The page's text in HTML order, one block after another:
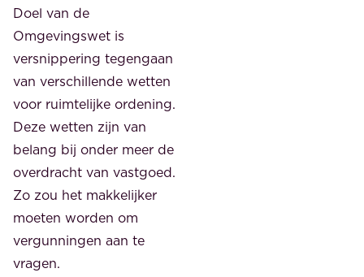
Doel van de
Omgevingswet is
versnippering tegengaan
van verschillende wetten
voor ruimtelijke ordening.
Deze wetten zijn van
belang bij onder meer de
overdracht van vastgoed.
Zo zou het makkelijker
moeten worden om
vergunningen aan te
vragen.